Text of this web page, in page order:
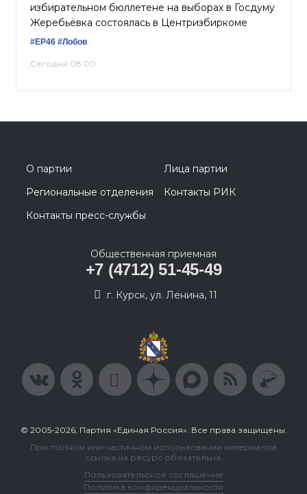
избирательном бюллетене на выборах в Госдуму
Жеребьёвка состоялась в Центризбиркоме
#ЕР46 #Лобов
Сегодня 08:00
О партии
Лица партии
Региональные отделения
Контакты РИК
Контакты пресс-службы
Общественная приемная
+7 (4712) 51-45-49
г. Курск, ул. Ленина, 11
© 2005-2026, Партия «Единая Россия». Все права защищены.
При полном или частичном использовании материалов
ссылка на ресурс обязательна.
Пользовательское соглашение
Политика конфиденциальности